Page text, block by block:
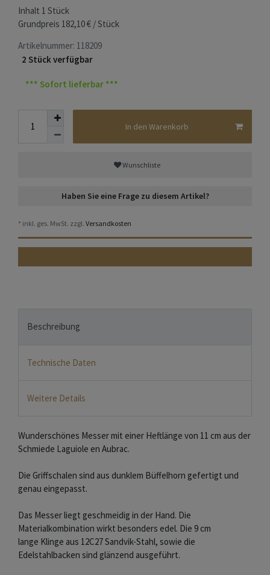
Inhalt 1 Stück
Grundpreis 182,10 € / Stück
Artikelnummer: 118209
2 Stück verfügbar
*** Sofort lieferbar ***
In den Warenkorb
Wunschliste
Haben Sie eine Frage zu diesem Artikel?
* inkl. ges. MwSt. zzgl. Versandkosten
Beschreibung
Technische Daten
Weitere Details
Wunderschönes Messer mit einer Heftlänge von 11 cm aus der
Schmiede Laguiole en Aubrac.
Die Griffschalen sind aus dunklem Büffelhorn gefertigt und
genau eingepasst.
Das Messer liegt geschmeidig in der Hand. Die
Materialkombination wirkt besonders edel. Die 9 cm
lange Klinge aus 12C27 Sandvik-Stahl, sowie die
Edelstahlbacken sind glänzend ausgeführt.